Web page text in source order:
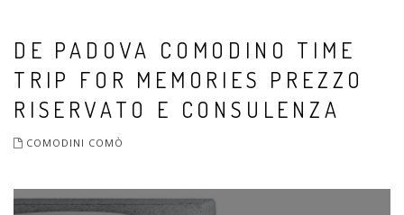
DE PADOVA COMODINO TIME
TRIP FOR MEMORIES PREZZO
RISERVATO E CONSULENZA
COMODINI COMÒ